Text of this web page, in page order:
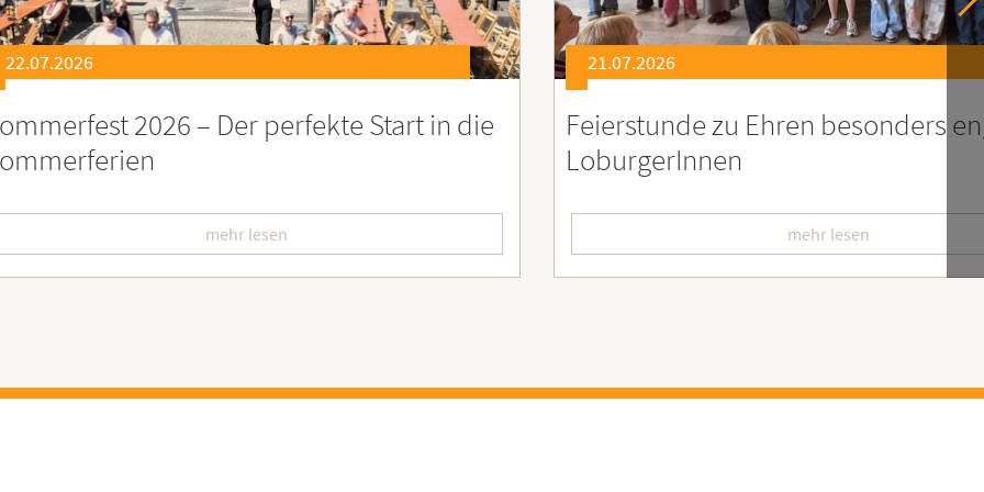
21.07.2026
zu Ehren besonders engagierter
mehr lesen
21.07.2026
Soziales Engagement für
Ruanda – Wir sind dabei!
mehr lesen